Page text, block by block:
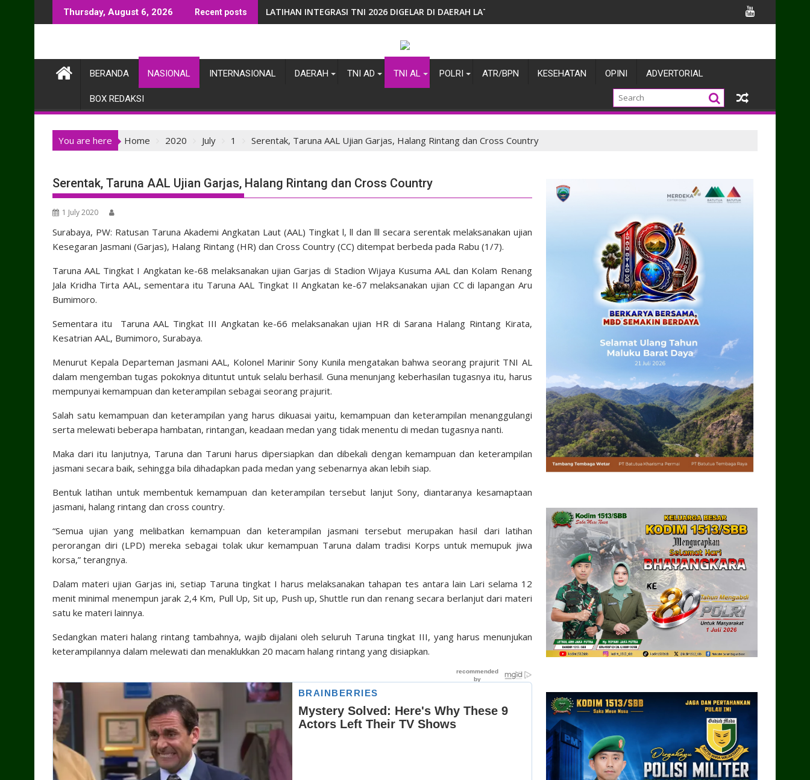
to
Thursday, August 6, 2026 Recent posts Pasmar 1 Gelar Syukuran atas Keberhasilan Latihan TNI Terintegrasi
BERANDA NASIONAL INTERNASIONAL DAERAH TNI AD TNI AL POLRI ATR/BPN KESEHATAN OPINI ADVERTORIAL
BOX REDAKSI
You are here Home 2020 July 1 Serentak, Taruna AAL Ujian Garjas, Halang Rintang dan Cross Country
Serentak, Taruna AAL Ujian Garjas, Halang Rintang dan Cross Country
1 July 2020
Surabaya, PW: Ratusan Taruna Akademi Angkatan Laut (AAL) Tingkat l, ll dan lll secara serentak melaksanakan ujian
Kesegaran Jasmani (Garjas), Halang Rintang (HR) dan Cross Country (CC) ditempat berbeda pada Rabu (1/7).
Taruna AAL Tingkat I Angkatan ke-68 melaksanakan ujian Garjas di Stadion Wijaya Kusuma AAL dan Kolam Renang
Jala Kridha Tirta AAL, sementara itu Taruna AAL Tingkat II Angkatan ke-67 melaksanakan ujian CC di lapangan Aru
Bumimoro.
Sementara itu Taruna AAL Tingkat III Angkatan ke-66 melaksanakan ujian HR di Sarana Halang Rintang Kirata,
Kesatrian AAL, Bumimoro, Surabaya.
Menurut Kepala Departeman Jasmani AAL, Kolonel Marinir Sony Kunila mengatakan bahwa seorang prajurit TNI AL
dalam mengemban tugas pokoknya dituntut untuk selalu berhasil. Guna menunjang keberhasilan tugasnya itu, harus
mempunyai kemampuan dan keterampilan sebagai seorang prajurit.
Salah satu kemampuan dan keterampilan yang harus dikuasai yaitu, kemampuan dan keterampilan menanggulangi
serta melewati beberapa hambatan, rintangan, keadaan medan yang tidak menentu di medan tugasnya nanti.
Maka dari itu lanjutnya, Taruna dan Taruni harus dipersiapkan dan dibekali dengan kemampuan dan keterampilan
jasmani secara baik, sehingga bila dihadapkan pada medan yang sebenarnya akan lebih siap.
Bentuk latihan untuk membentuk kemampuan dan keterampilan tersebut lanjut Sony, diantaranya kesamaptaan
jasmani, halang rintang dan cross country.
“Semua ujian yang melibatkan kemampuan dan keterampilan jasmani tersebut merupakan hasil dari latihan
perorangan diri (LPD) mereka sebagai tolak ukur kemampuan Taruna dalam tradisi Korps untuk memupuk jiwa
korsa,” terangnya.
Dalam materi ujian Garjas ini, setiap Taruna tingkat I harus melaksanakan tahapan tes antara lain Lari selama 12
menit minimal menempun jarak 2,4 Km, Pull Up, Sit up, Push up, Shuttle run dan renang secara berlanjut dari materi
satu ke materi lainnya.
Sedangkan materi halang rintang tambahnya, wajib dijalani oleh seluruh Taruna tingkat III, yang harus menunjukan
keterampilannya dalam melewati dan menaklukkan 20 macam halang rintang yang disiapkan.